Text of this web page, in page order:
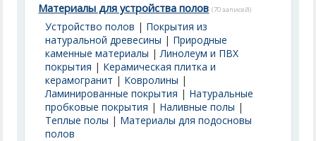
Материалы для устройства полов (70 записей)
Устройство полов | Покрытия из
натуральной древесины | Природные
каменные материалы |Линолеум и ПВХ
покрытия | Керамическая плитка и
керамогранит | Ковролины |
Ламинированные покрытия | Натуральные
пробковые покрытия | Наливные полы |
Теплые полы | Материалы для подосновы
полов